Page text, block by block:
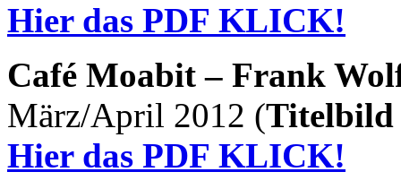
Hier das PDF KLICK!
Café Moabit – Frank
März/April 2012 (Titelbild
Hier das PDF KLICK!